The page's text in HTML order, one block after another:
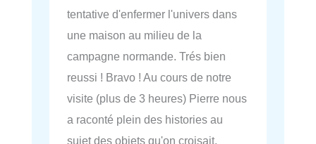
tentative d'enfermer l'univers dans
une maison au milieu de la
campagne normande. Trés bien
reussi ! Bravo ! Au cours de notre
visite (plus de 3 heures) Pierre nous
a raconté plein des histories au
sujet des objets qu'on croisait,